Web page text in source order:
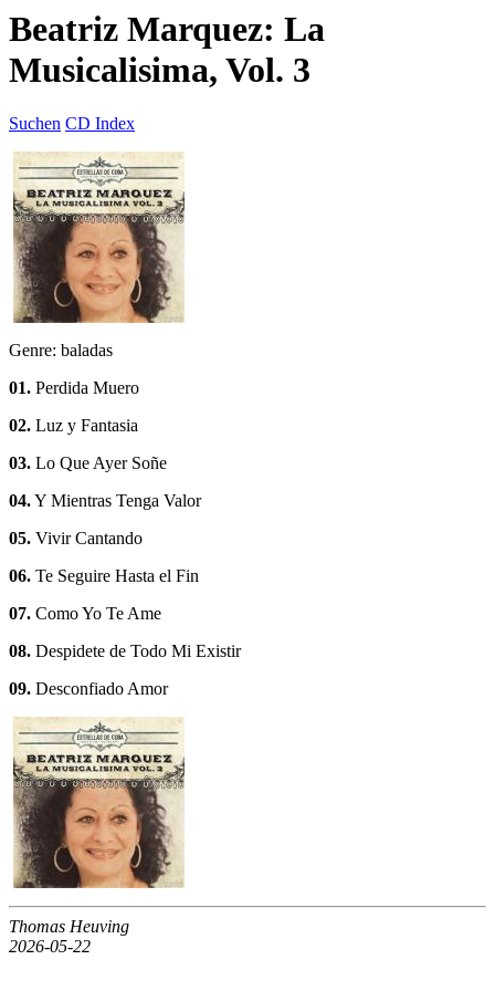
Beatriz Marquez: La
Musicalisima, Vol. 3
Suchen CD Index
Genre: baladas
01. Perdida Muero
02. Luz y Fantasia
03. Lo Que Ayer Soñe
04.Y Mientras Tenga Valor
05. Vivir Cantando
06. Te Seguire Hasta el Fin
07. Como Yo Te Ame
08. Despidete de Todo Mi Existir
09. Desconfiado Amor
Thomas Heuving
2026-05-22